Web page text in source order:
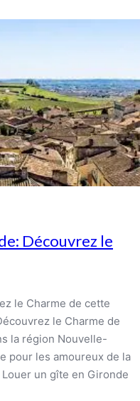
Découvrez le
le Charme de cette
le Charme de
la région Nouvelle-
pour les amoureux de la
un gîte en Gironde